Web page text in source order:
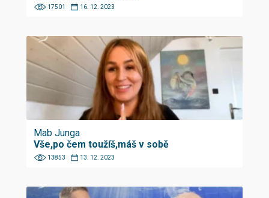
17501 16. 12. 2023
Mab Junga
Vše,po čem toužíš,máš v sobě
13853 13. 12. 2023